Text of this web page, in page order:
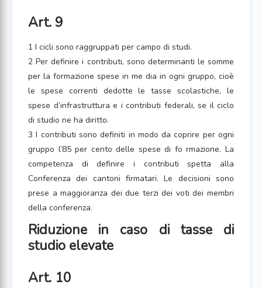
Art. 9
1 I cicli sono raggruppati per campo di studi.
2 Per definire i contributi, sono determinanti le somme
per la formazione spese in me dia in ogni gruppo, cioè
le spese correnti dedotte le tasse scolastiche, le
spese d’infrastruttura e i contributi federali, se il ciclo
di studio ne ha diritto.
3 I contributi sono definiti in modo da coprire per ogni
gruppo l’85 per cento delle spese di fo rmazione. La
competenza di definire i contributi spetta alla
Conferenza dei cantoni firmatari. Le decisioni sono
prese a maggioranza dei due terzi dei voti dei membri
della conferenza.
Riduzione in caso di tasse di
studio elevate
Art. 10